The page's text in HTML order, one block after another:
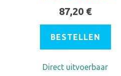
87,20 €
BESTELLEN
Direct uitvoerbaar